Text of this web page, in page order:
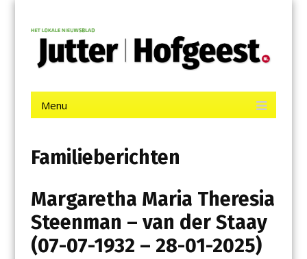
contentJutter | Hofgeest
Menu
Familieberichten
Margaretha Maria Theresia
Steenman – van der Staay
(07-07-1932 – 28-01-2025)